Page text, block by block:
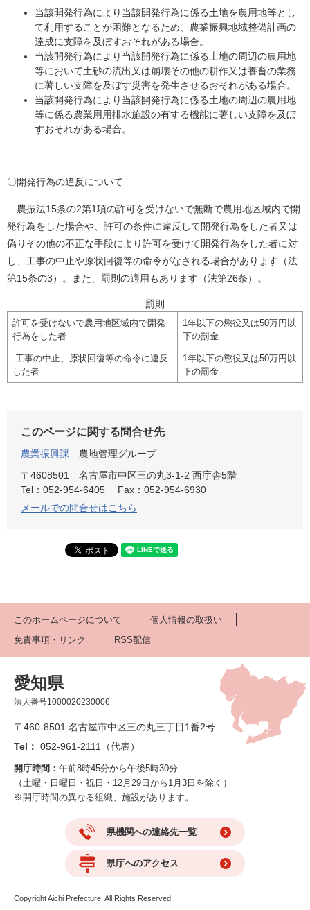
当該開発行為により当該開発行為に係る土地を農用地等とし
て利用することが困難となるため、農業振興地域整備計画の
達成に支障を及ぼすおそれがある場合。
当該開発行為により当該開発行為に係る土地の周辺の農用地
等において土砂の流出又は崩壊その他の耕作又は養畜の業務
に著しい支障を及ぼす災害を発生させるおそれがある場合。
当該開発行為により当該開発行為に係る土地の周辺の農用地
等に係る農業用用排水施設の有する機能に著しい支障を及ぼ
すおそれがある場合。
〇開発行為の違反について
農振法15条の2第1項の許可を受けないで無断で農用地区域内で開
発行為をした場合や、許可の条件に違反して開発行為をした者又は
偽りその他の不正な手段により許可を受けて開発行為をした者に対
し、工事の中止や原状回復等の命令がなされる場合があります（法
第15条の3）。また、罰則の適用もあります（法第26条）。
罰則
許可を受けないで農用地区域内で開発
行為をした者
1年以下の懲役又は50万円以
下の罰金
工事の中止、原状回復等の命令に違反
した者
1年以下の懲役又は50万円以
下の罰金
このページに関する問合せ先
農業振興課
農地管理グループ
〒4608501
名古屋市中区三の丸3-1-2 西庁舎5階
Tel：052-954-6405
Fax：052-954-6930
メールでの問合せはこちら
このホームページについて
個人情報の取扱い
免責事項・リンク
RSS配信
愛知県
法人番号1000020230006
〒460-8501 名古屋市中区三の丸三丁目1番2号
Tel： 052-961-2111（代表）
開庁時間： 午前8時45分から午後5時30分
（土曜・日曜日・祝日・12月29日から1月3日を除く）
※開庁時間の異なる組織、施設があります。
県機関への連絡先一覧
県庁へのアクセス
Copyright Aichi Prefecture. All Rights Reserved.